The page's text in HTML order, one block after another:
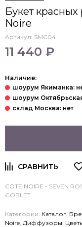
Букет красных
Noire
Артикул: SMC04
11 440 ₽
Наличие:
COTE NOIRE - SEVEN
GOBLET
Категории: Каталог
Noire Диффузоры